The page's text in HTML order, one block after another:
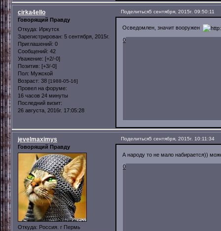
Поделиться5 сентября, 2015г. 09:50:11
cirka4ello
Говорящий Правду
Откуда: Иркутск
Зарегистрирован: 5 сентября, 2015г.
Приглашений: 0
Сообщений: 42
Уважение: [+2/-0]
Позитив: [+3/-0]
Пол: Мужской
Возраст: 38 [1988-05-16]
Провел на форуме:
16 часов 24 минуты
Последний визит:
26 августа, 2016г. 17:05:28
Осведомлен, значит вооружен
0
Поделиться5 сентября, 2015г. 10:11:34
jevelmaximys
Говорящий Правду
Откуда: Россия. г Пермь
А народу то не мало набирается))
0